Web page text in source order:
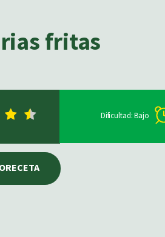
fritas
Dificultad: Bajo